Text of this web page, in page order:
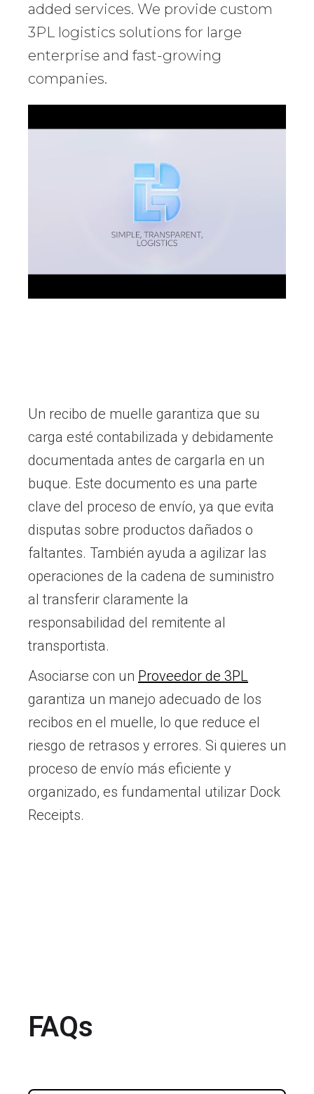
added services. We provide custom
3PL logistics solutions for large
enterprise and fast-growing
companies.
Un recibo de muelle garantiza que su
carga esté contabilizada y debidamente
documentada antes de cargarla en un
buque. Este documento es una parte
clave del proceso de envío, ya que evita
disputas sobre productos dañados o
faltantes. También ayuda a agilizar las
operaciones de la cadena de suministro
al transferir claramente la
responsabilidad del remitente al
transportista.
Asociarse con un Proveedor de 3PL
garantiza un manejo adecuado de los
recibos en el muelle, lo que reduce el
riesgo de retrasos y errores. Si quieres un
proceso de envío más eficiente y
organizado, es fundamental utilizar Dock
Receipts.
FAQs